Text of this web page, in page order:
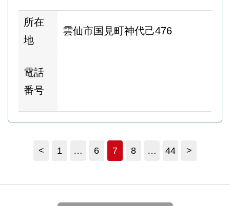
所在
地
雲仙市国見町神代己476
電話
番号
< 1 … 6 7 8 … 44 >